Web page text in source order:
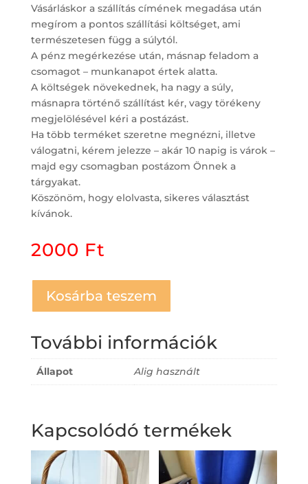
Vásárláskor a szállítás címének megadása után
megírom a pontos szállítási költséget, ami
természetesen függ a súlytól.
A pénz megérkezése után, másnap feladom a
csomagot – munkanapot értek alatta.
A költségek növekednek, ha nagy a súly,
másnapra történő szállítást kér, vagy törékeny
megjelölésével kéri a postázást.
Ha több terméket szeretne megnézni, illetve
válogatni, kérem jelezze – akár 10 napig is várok –
majd egy csomagban postázom Önnek a
tárgyakat.
Köszönöm, hogy elolvasta, sikeres választást
kívánok.
2000 Ft
Kosárba teszem
További információk
Állapot Alig használt
Kapcsolódó termékek